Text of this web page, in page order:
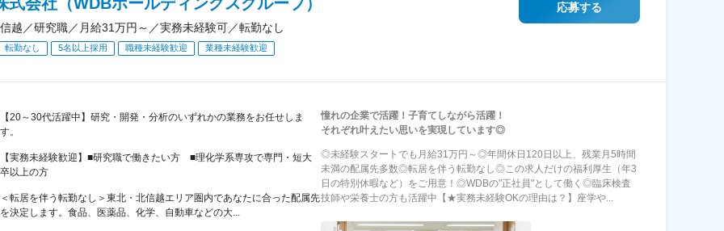
越／研究職／月給31万円～／実務未経験可／転勤なし
転勤なし 5名以上採用 職種未経験歓迎 業種未経験歓迎
応募する
【20～30代活躍中】研究・開発・分析のいずれかの業務をお任せしま
す。
【実務未経験歓迎】■研究職で働きたい方 ■理化学系専攻で専門・短大
卒以上の方
＜転居を伴う転勤なし＞東北・北信越エリア圏内であなたに合った配属先
を決定します。食品、医薬品、化学、自動車などの大...
憧れの企業で活躍！子育てしながら活躍！
それぞれ叶えたい思いを実現しています◎
◎未経験スタートでも月給31万円～◎年間休日120日以上、残業月5時間
未満の配属先多数◎転居を伴う転勤なし◎この求人だけの福利厚生（年3
日の特別休暇など）をご用意！◎WDBの"正社員"として働く◎臨床検査
技師や栄養士の方も活躍中【★実務未経験OKの理由は？】座学や...